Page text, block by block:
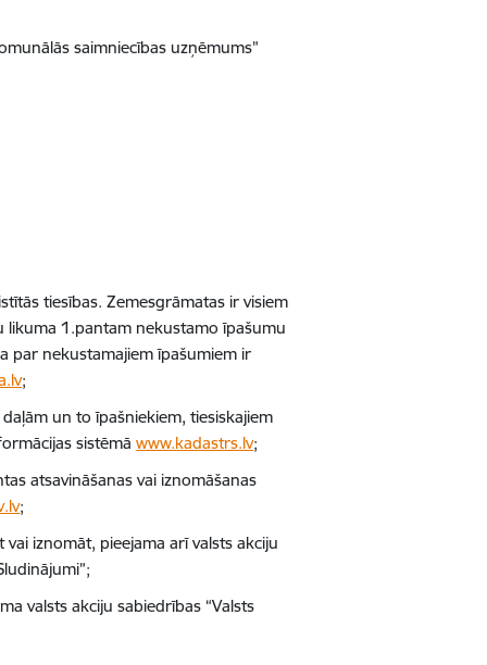
saimniecības uzņēmums”
tiesības. Zemesgrāmatas ir visiem
likuma 1.pantam nekustamo īpašumu
par nekustamajiem īpašumiem ir
;
un to īpašniekiem, tiesiskajiem
sistēmāwww.kadastrs.lv;
atsavināšanas vai iznomāšanas
;
iznomāt, pieejama arī valsts akciju
valsts akciju sabiedrības “Valsts